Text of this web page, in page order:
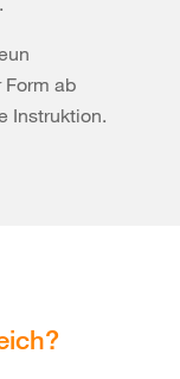
ab
Instruktion.